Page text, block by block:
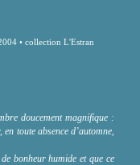
• collection L'Estran
doucement magnifique :
toute absence d’automne,
bonheur humide et que ce